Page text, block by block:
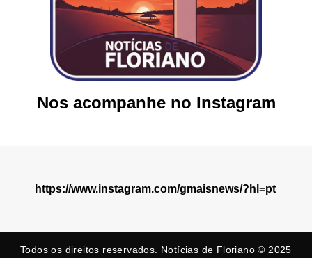
Nos acompanhe no Instagram
https://www.instagram.com/gmaisnews/?hl=pt
Todos os direitos reservados. Notícias de Floriano © 2025